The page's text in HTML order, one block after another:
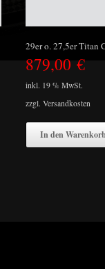
29er o. 27,5er Titan
879,00 €
inkl. 19 % MwSt.
zzgl. Versandkosten
In den